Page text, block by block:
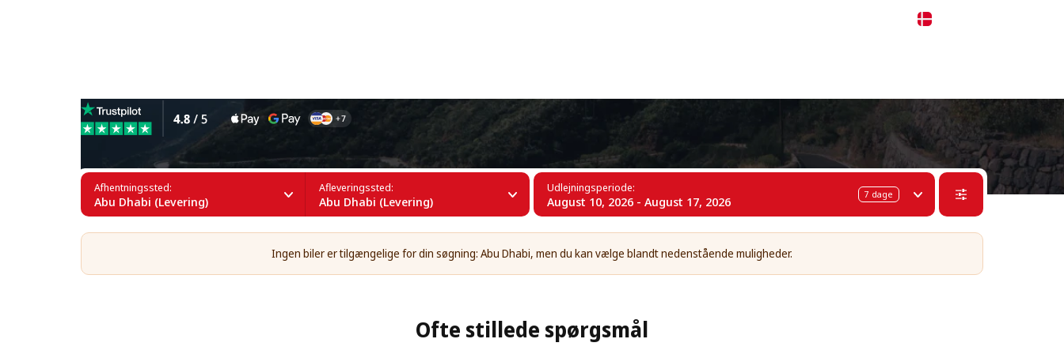
Afhentningssted:
Abu Dhabi (Levering)
Afleveringssted:
Abu Dhabi (Levering)
Udlejningsperiode:
August 10, 2026 - August 17, 2026 7 dage
Ingen biler er tilgængelige for din søgning: Abu Dhabi, men du kan vælge blandt nedenstående muligheder.
Ofte stillede spørgsmål